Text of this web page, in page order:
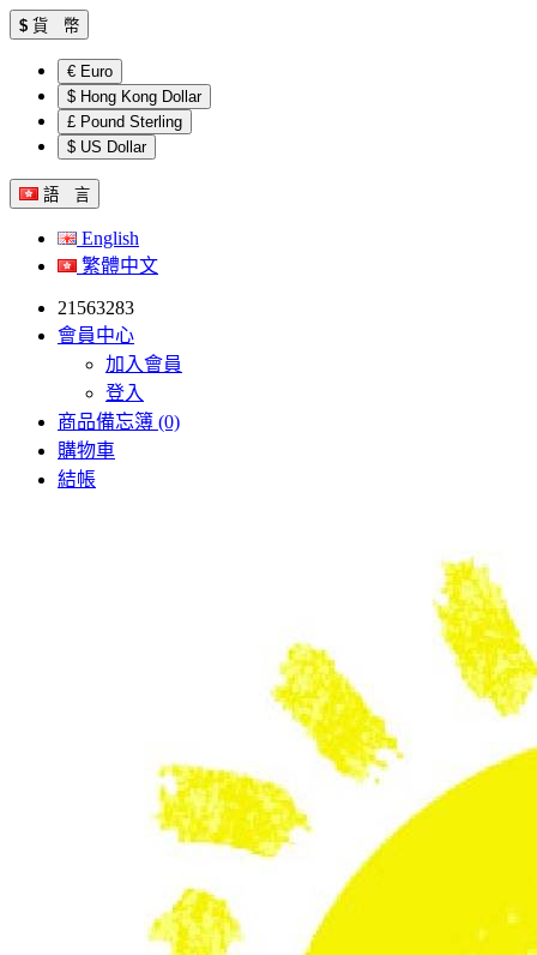
$ 貨 幣
€ Euro
$ Hong Kong Dollar
£ Pound Sterling
$ US Dollar
語 言
English
繁體中文
21563283
會員中心
加入會員
登入
商品備忘簿 (0)
購物車
結帳